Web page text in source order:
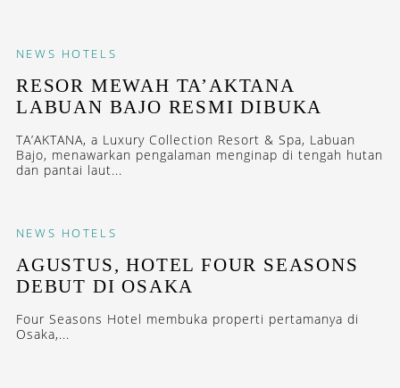
NEWS HOTELS
RESOR MEWAH TA’AKTANA
LABUAN BAJO RESMI DIBUKA
TA’AKTANA, a Luxury Collection Resort & Spa, Labuan
Bajo, menawarkan pengalaman menginap di tengah hutan
dan pantai laut...
NEWS HOTELS
AGUSTUS, HOTEL FOUR SEASONS
DEBUT DI OSAKA
Four Seasons Hotel membuka properti pertamanya di
Osaka,...